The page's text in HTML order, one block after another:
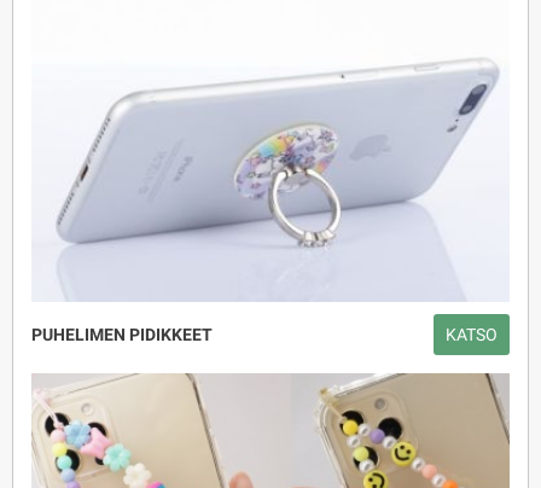
PUHELIMEN PIDIKKEET KATSO